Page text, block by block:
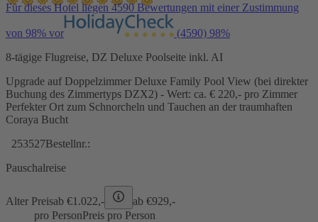
Für dieses Hotel liegen 4590 Bewertungen mit einer Zustimmung
von 98% vor (4590) 98%
8-tägige Flugreise, DZ Deluxe Poolseite inkl. AI
Upgrade auf Doppelzimmer Deluxe Family Pool View (bei direkter
Buchung des Zimmertyps DZX2) - Wert: ca. € 220,- pro Zimmer
Perfekter Ort zum Schnorcheln und Tauchen an der traumhaften
Coraya Bucht
253527Bestellnr.:
Pauschalreise
Alter Preisab €1.022,- ab €929,-
pro PersonPreis pro Person